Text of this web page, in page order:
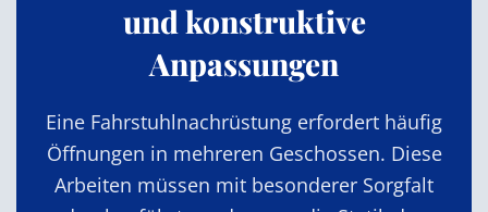
und konstruktive
Anpassungen
Eine Fahrstuhlnachrüstung erfordert häufig
Öffnungen in mehreren Geschossen. Diese
Arbeiten müssen mit besonderer Sorgfalt